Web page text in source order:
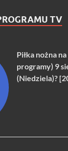
TV
Piłka nożna
programy) 9
(Niedziela)?